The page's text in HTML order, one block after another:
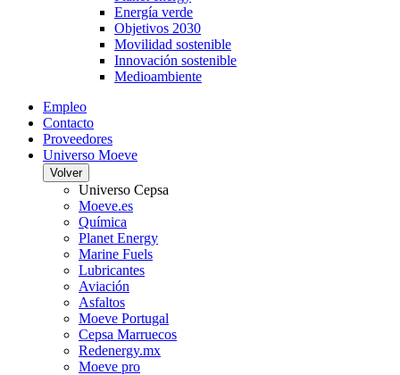
Energía verde
Objetivos 2030
Movilidad sostenible
Innovación sostenible
Medioambiente
Empleo
Contacto
Proveedores
Universo Moeve
Volver
Universo Cepsa
Moeve.es
Química
Planet Energy
Marine Fuels
Lubricantes
Aviación
Asfaltos
Moeve Portugal
Cepsa Marruecos
Redenergy.mx
Moeve pro